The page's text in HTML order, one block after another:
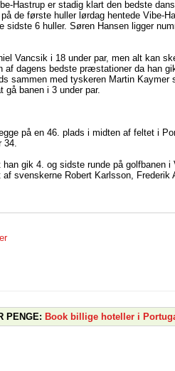
Hastrup er stadig klart den bedste
de første huller lørdag hentede Vibe-
6 huller. Søren Hansen ligger
Vancsik i 18 under par, men alt kan
af dagens bedste præstationer da han
sammen med tyskeren Martin Kaymer
banen i 3 under par.
på en 46. plads i midten af feltet i
gik 4. og sidste runde på golfbanen i
svenskerne Robert Karlsson, Frederik
PENGE: Book billige hoteller i